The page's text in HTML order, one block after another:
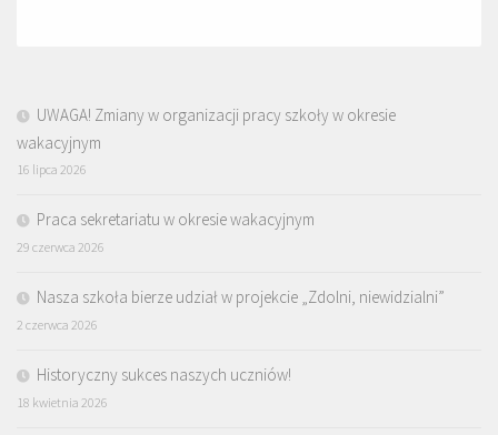
UWAGA! Zmiany w organizacji pracy szkoły w okresie
wakacyjnym
16 lipca 2026
Praca sekretariatu w okresie wakacyjnym
29 czerwca 2026
Nasza szkoła bierze udział w projekcie „Zdolni, niewidzialni”
2 czerwca 2026
Historyczny sukces naszych uczniów!
18 kwietnia 2026